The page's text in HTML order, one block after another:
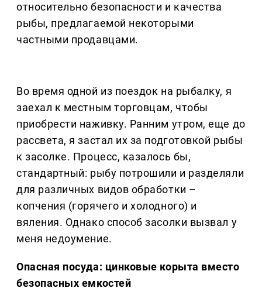
относительно безопасности и качества
рыбы, предлагаемой некоторыми
частными продавцами.
Во время одной из поездок на рыбалку, я
заехал к местным торговцам, чтобы
приобрести наживку. Ранним утром, еще до
рассвета, я застал их за подготовкой рыбы
к засолке. Процесс, казалось бы,
стандартный: рыбу потрошили и разделяли
для различных видов обработки –
копчения (горячего и холодного) и
вяления. Однако способ засолки вызвал у
меня недоумение.
Опасная посуда: цинковые корыта вместо
безопасных емкостей